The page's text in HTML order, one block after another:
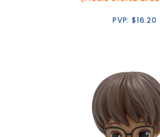
PVP:$16.20